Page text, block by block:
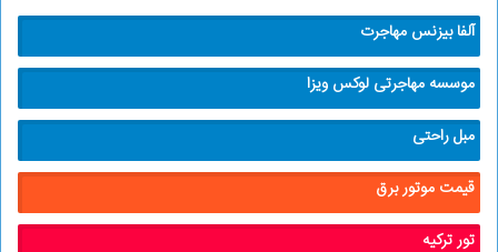
آلفا بیزنس مهاجرت
موسسه مهاجرتی لوکس ویزا
مبل راحتی
قیمت موتور برق
تور ترکیه